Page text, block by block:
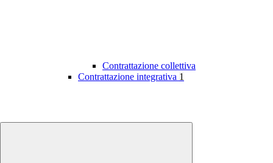
Contrattazione collettiva
Contrattazione integrativa 1